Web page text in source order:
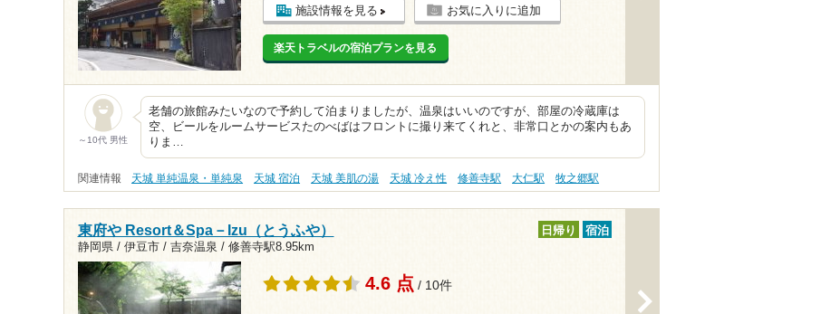
施設情報を見る お気に入りに追加
楽天トラベルの宿泊プランを見る
～10代 男性
老舗の旅館みたいなので予約して泊まりましたが、温泉はいいのですが、部屋の冷蔵庫は
空、ビールをルームサービスたのべばはフロントに撮り来てくれと、非常口とかの案内もあ
りま…
関連情報 天城 単純温泉・単純泉 天城 宿泊 天城 美肌の湯 天城 冷え性 修善寺駅 大仁駅 牧之郷駅
東府や Resort＆Spa－Izu（とうふや）
静岡県 / 伊豆市 / 吉奈温泉 / 修善寺駅8.95km
日帰り 宿泊
4.6 点 / 10件